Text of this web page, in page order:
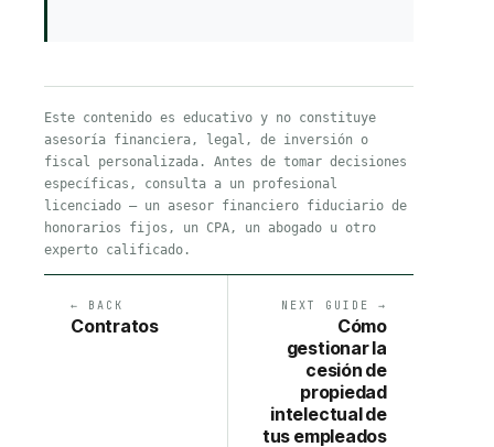
Este contenido es educativo y no constituye
asesoría financiera, legal, de inversión o
fiscal personalizada. Antes de tomar decisiones
específicas, consulta a un profesional
licenciado — un asesor financiero fiduciario de
honorarios fijos, un CPA, un abogado u otro
experto calificado.
← BACK
Contratos
NEXT GUIDE →
Cómo
gestionar la
cesión de
propiedad
intelectual de
tus empleados